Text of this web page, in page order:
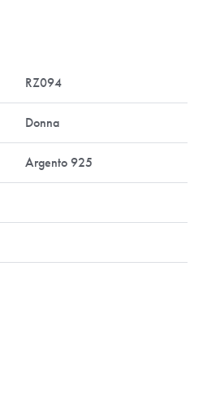
RZ094
Donna
Argento 925